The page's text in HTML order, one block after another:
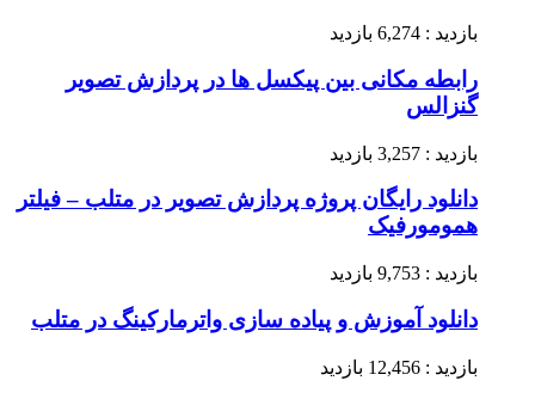
بازدید : 6,274 بازدید
رابطه مکانی بین پیکسل ها در پردازش تصویر
گنزالس
بازدید : 3,257 بازدید
دانلود رایگان پروژه پردازش تصویر در متلب – فیلتر
همومورفیک
بازدید : 9,753 بازدید
دانلود آموزش و پیاده سازی واترمارکینگ در متلب
بازدید : 12,456 بازدید